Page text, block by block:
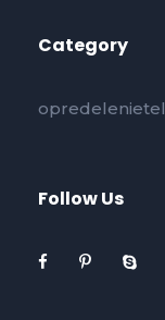
Category
opredelenietel
Follow Us